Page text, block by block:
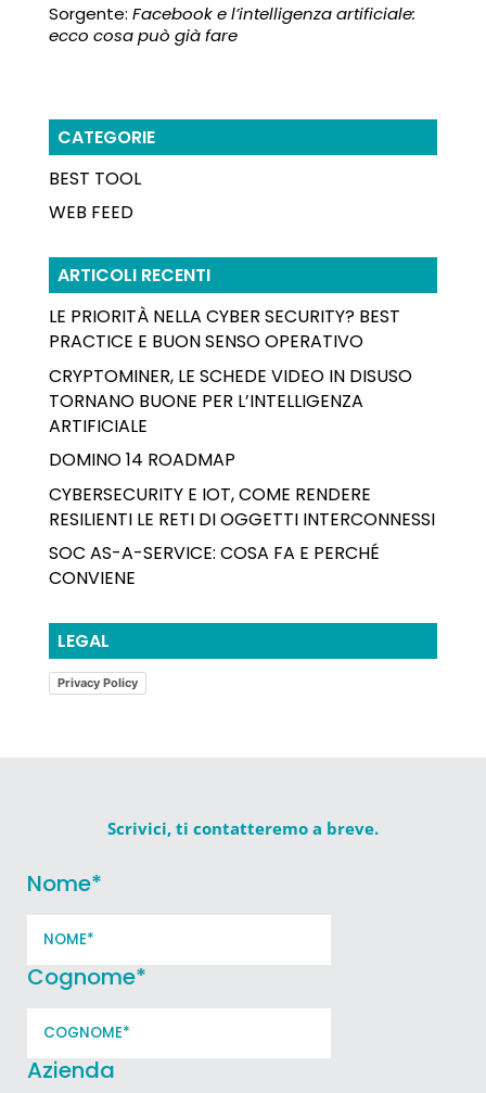
Sorgente: Facebook e l’intelligenza artificiale:
ecco cosa può già fare
CATEGORIE
BEST TOOL
WEB FEED
ARTICOLI RECENTI
LE PRIORITÀ NELLA CYBER SECURITY? BEST
PRACTICE E BUON SENSO OPERATIVO
CRYPTOMINER, LE SCHEDE VIDEO IN DISUSO
TORNANO BUONE PER L’INTELLIGENZA
ARTIFICIALE
DOMINO 14 ROADMAP
CYBERSECURITY E IOT, COME RENDERE
RESILIENTI LE RETI DI OGGETTI INTERCONNESSI
SOC AS-A-SERVICE: COSA FA E PERCHÉ
CONVIENE
LEGAL
Privacy Policy
Scrivici, ti contatteremo a breve.
Nome*
Cognome*
Azienda